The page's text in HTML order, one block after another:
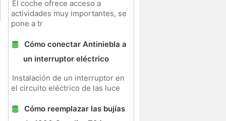
El coche ofrece acceso a
actividades muy importantes, se
pone a tr
Cómo conectar Antiniebla a
un interruptor eléctrico
Instalación de un interruptor en
el circuito eléctrico de las luce
Cómo reemplazar las bujías